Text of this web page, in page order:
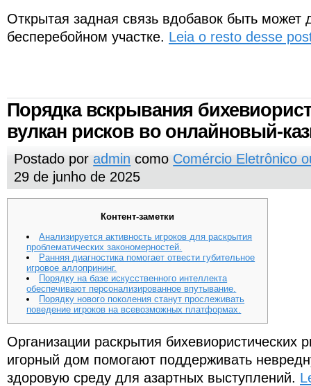
Открытая задная связь вдобавок быть может
бесперебойном участке. Leia o resto desse
Порядка вскрывания
вулкан рисков во онлайновый-
Postado poradmin como Comércio Eletrônico
29 de junho de 2025
Контент-заметки
Анализируется активность игроков для раскрытия
проблематических закономерностей.
Ранняя диагностика помогает отвести губительное
игровое аллопрининг.
Порядку на базе искусственного интеллекта
обеспечивают персонализированное впутывание.
Порядку нового поколения станут прослеживать
поведение игроков на всевозможных платформах.
Организации раскрытия бихевиористических
игорный дом помогают поддерживать
здоровую среду для азартных выступлений.